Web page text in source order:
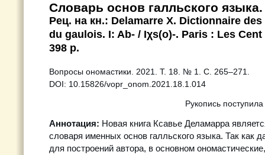
Словарь основ галльского языка.
Рец. на кн.: Delamarre X. Dictionnaire
du gaulois. I: Ab- / Iχs(o)-. Paris : Les Cent
398 p.
Вопросы ономастики. 2021. Т. 18. № 1. С. 265–271.
DOI: 10.15826/vopr_onom.2021.18.1.014
Рукопись
Аннотация: Новая книга Ксавье Деламарра
словаря именных основ галльского языка. Так как
для построений автора, в основном